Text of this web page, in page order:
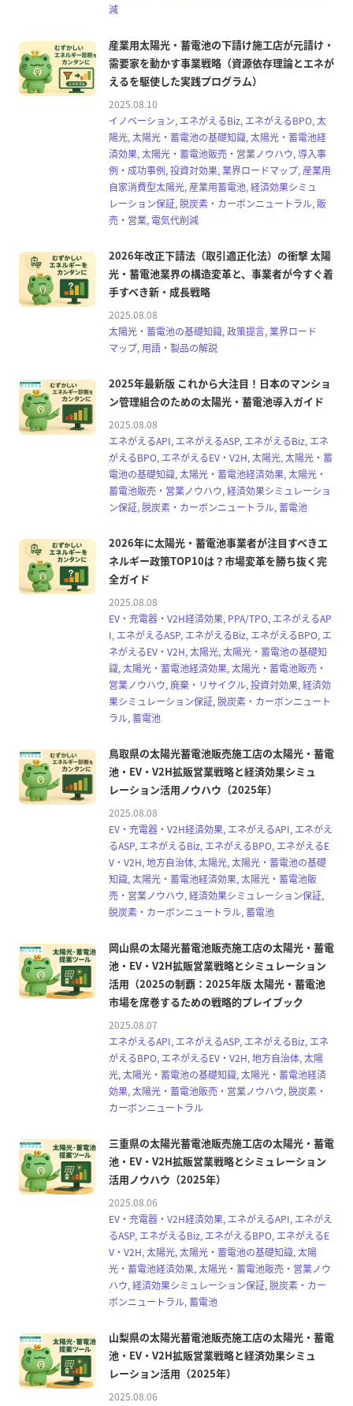
減
産業用太陽光・蓄電池の下請け施工店が元請け・
需要家を動かす事業戦略（資源依存理論とエネが
えるを駆使した実践プログラム）
2025.08.10
イノベーション, エネがえるBiz, エネがえるBPO, 太
陽光, 太陽光・蓄電池の基礎知識, 太陽光・蓄電池経
済効果, 太陽光・蓄電池販売・営業ノウハウ, 導入事
例・成功事例, 投資対効果, 業界ロードマップ, 産業用
自家消費型太陽光, 産業用蓄電池, 経済効果シミュ
レーション保証, 脱炭素・カーボンニュートラル, 販
売・営業, 電気代削減
2026年改正下請法（取引適正化法）の衝撃 太陽
光・蓄電池業界の構造変革と、事業者が今すぐ着
手すべき新・成長戦略
2025.08.08
太陽光・蓄電池の基礎知識, 政策提言, 業界ロード
マップ, 用語・製品の解説
2025年最新版 これから大注目！日本のマンショ
ン管理組合のための太陽光・蓄電池導入ガイド
2025.08.08
エネがえるAPI, エネがえるASP, エネがえるBiz, エネ
がえるBPO, エネがえるEV・V2H, 太陽光, 太陽光・蓄
電池の基礎知識, 太陽光・蓄電池経済効果, 太陽光・
蓄電池販売・営業ノウハウ, 経済効果シミュレーショ
ン保証, 脱炭素・カーボンニュートラル, 蓄電池
2026年に太陽光・蓄電池事業者が注目すべきエ
ネルギー政策TOP10は？市場変革を勝ち抜く完
全ガイド
2025.08.08
EV・充電器・V2H経済効果, PPA/TPO, エネがえるAP
I, エネがえるASP, エネがえるBiz, エネがえるBPO, エ
ネがえるEV・V2H, 太陽光, 太陽光・蓄電池の基礎知
識, 太陽光・蓄電池経済効果, 太陽光・蓄電池販売・
営業ノウハウ, 廃棄・リサイクル, 投資対効果, 経済効
果シミュレーション保証, 脱炭素・カーボンニュート
ラル, 蓄電池
鳥取県の太陽光蓄電池販売施工店の太陽光・蓄電
池・EV・V2H拡販営業戦略と経済効果シミュ
レーション活用ノウハウ（2025年）
2025.08.08
EV・充電器・V2H経済効果, エネがえるAPI, エネがえ
るASP, エネがえるBiz, エネがえるBPO, エネがえるE
V・V2H, 地方自治体, 太陽光, 太陽光・蓄電池の基礎
知識, 太陽光・蓄電池経済効果, 太陽光・蓄電池販
売・営業ノウハウ, 経済効果シミュレーション保証,
脱炭素・カーボンニュートラル, 蓄電池
岡山県の太陽光蓄電池販売施工店の太陽光・蓄電
池・EV・V2H拡販営業戦略とシミュレーション
活用（2025の制覇：2025年版 太陽光・蓄電池
市場を席巻するための戦略的プレイブック
2025.08.07
エネがえるAPI, エネがえるASP, エネがえるBiz, エネ
がえるBPO, エネがえるEV・V2H, 地方自治体, 太陽
光, 太陽光・蓄電池の基礎知識, 太陽光・蓄電池経済
効果, 太陽光・蓄電池販売・営業ノウハウ, 脱炭素・
カーボンニュートラル
三重県の太陽光蓄電池販売施工店の太陽光・蓄電
池・EV・V2H拡販営業戦略とシミュレーション
活用ノウハウ（2025年）
2025.08.06
EV・充電器・V2H経済効果, エネがえるAPI, エネがえ
るASP, エネがえるBiz, エネがえるBPO, エネがえるE
V・V2H, 太陽光, 太陽光・蓄電池の基礎知識, 太陽
光・蓄電池経済効果, 太陽光・蓄電池販売・営業ノウ
ハウ, 経済効果シミュレーション保証, 脱炭素・カー
ボンニュートラル, 蓄電池
山梨県の太陽光蓄電池販売施工店の太陽光・蓄電
池・EV・V2H拡販営業戦略と経済効果シミュ
レーション活用（2025年）
2025.08.06